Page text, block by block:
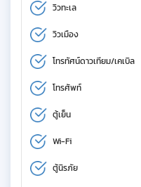
วิวทะเล
วิวเมือง
โทรทัศน์ดาวเทียม/เคเบิล
โทรศัพท์
ตู้เย็น
Wi-Fi
ตู้นิรภัย